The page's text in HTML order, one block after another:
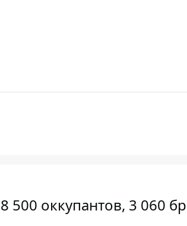
500 оккупантов, 3 060